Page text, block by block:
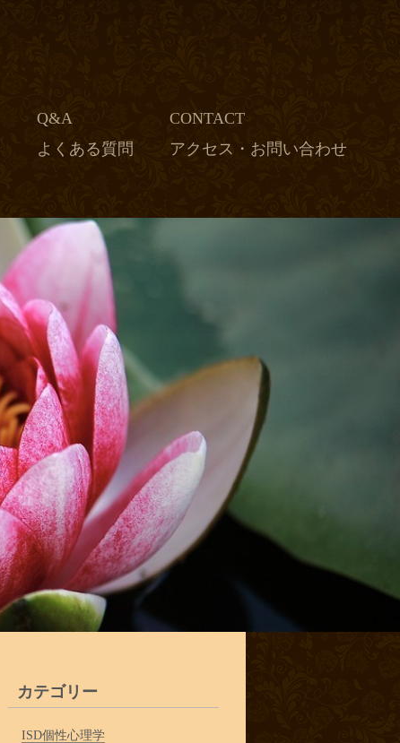
Q&A
よくある質問
CONTACT
アクセス・お問い合わせ
カテゴリー
ISD個性心理学